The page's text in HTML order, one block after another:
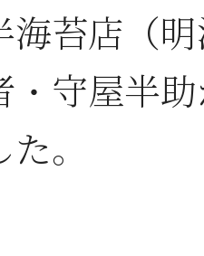
海苔店（
・守屋半
。